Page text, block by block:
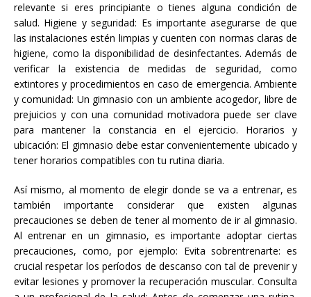
relevante si eres principiante o tienes alguna condición de
salud. Higiene y seguridad: Es importante asegurarse de que
las instalaciones estén limpias y cuenten con normas claras de
higiene, como la disponibilidad de desinfectantes. Además de
verificar la existencia de medidas de seguridad, como
extintores y procedimientos en caso de emergencia. Ambiente
y comunidad: Un gimnasio con un ambiente acogedor, libre de
prejuicios y con una comunidad motivadora puede ser clave
para mantener la constancia en el ejercicio. Horarios y
ubicación: El gimnasio debe estar convenientemente ubicado y
tener horarios compatibles con tu rutina diaria.
Así mismo, al momento de elegir donde se va a entrenar, es
también importante considerar que existen algunas
precauciones se deben de tener al momento de ir al gimnasio.
Al entrenar en un gimnasio, es importante adoptar ciertas
precauciones, como, por ejemplo: Evita sobrentrenarte: es
crucial respetar los períodos de descanso con tal de prevenir y
evitar lesiones y promover la recuperación muscular. Consulta